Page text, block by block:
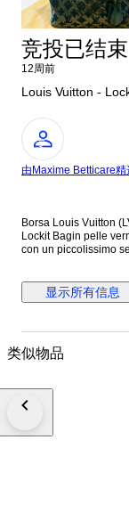
竞投已结束
12周前
Louis Vuitton -
专
家
由Maxime Betticare精
Borsa Louis Vuitton
Lockit Bagin pelle
con un piccolissimo
显示所有信息
类似物品